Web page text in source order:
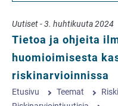
Uutiset - 3. huhtikuuta 2024
Tietoa ja ohjeita
huomioimisesta
riskinarvioinnissa
Etusivu Teemat